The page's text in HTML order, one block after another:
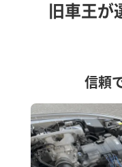
旧車王が
信頼